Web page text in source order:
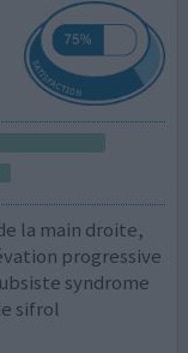
la main droite,
progressive
syndrome
sifrol